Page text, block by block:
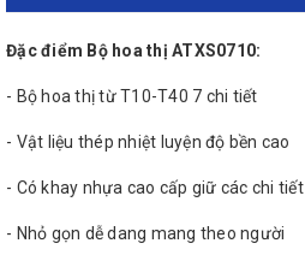
Đặc điểm Bộ hoa thị ATXS0710:
- Bộ hoa thị từ T10-T40 7 chi tiết
- Vật liệu thép nhiệt luyện độ bền cao
- Có khay nhựa cao cấp giữ các chi tiết
- Nhỏ gọn dễ dang mang theo người